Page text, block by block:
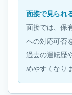
面接で見られ
面接では、保
への対応可否
過去の運転歴
めやすくなり